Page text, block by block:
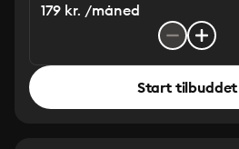
179 kr. /måned
Start tilbuddet